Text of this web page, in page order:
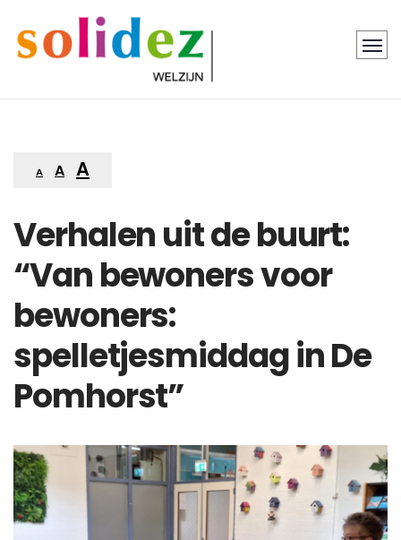
A A A
Verhalen uit de buurt:
“Van bewoners voor
bewoners:
spelletjesmiddag in De
Pomhorst”